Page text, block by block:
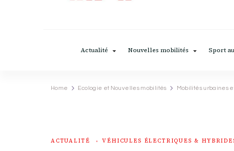
Actualité Nouvelles mobilités Sport
Home Ecologie et Nouvelles mobilités Mobilités urbaines
ACTUALITÉ VÉHICULES ÉLECTRIQUES &